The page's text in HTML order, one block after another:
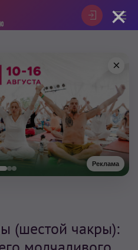
Реклама
×
(шестой чакры):
×